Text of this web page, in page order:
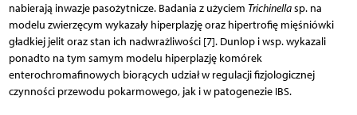
nabierają inwazje pasożytnicze. Badania z użyciem Trichinellasp. na
modelu zwierzęcym wykazały hiperplazję oraz hipertrofię mięśniówki
gładkiej jelit oraz stan ich nadwrażliwości [7]. Dunlop i wsp. wykazali
ponadto na tym samym modelu hiperplazję komórek
enterochromafinowych biorących udział w regulacji fizjologicznej
czynności przewodu pokarmowego, jak i w patogenezie IBS.